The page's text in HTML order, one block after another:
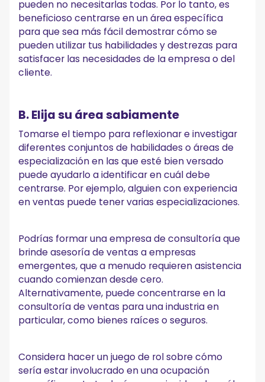
pueden no necesitarlas todas. Por lo tanto, es
beneficioso centrarse en un área específica
para que sea más fácil demostrar cómo se
pueden utilizar tus habilidades y destrezas para
satisfacer las necesidades de la empresa o del
cliente.
B. Elija su área sabiamente
Tomarse el tiempo para reflexionar e investigar
diferentes conjuntos de habilidades o áreas de
especialización en las que esté bien versado
puede ayudarlo a identificar en cuál debe
centrarse. Por ejemplo, alguien con experiencia
en ventas puede tener varias especializaciones.
Podrías formar una empresa de consultoría que
brinde asesoría de ventas a empresas
emergentes, que a menudo requieren asistencia
cuando comienzan desde cero.
Alternativamente, puede concentrarse en la
consultoría de ventas para una industria en
particular, como bienes raíces o seguros.
Considera hacer un juego de rol sobre cómo
sería estar involucrado en una ocupación